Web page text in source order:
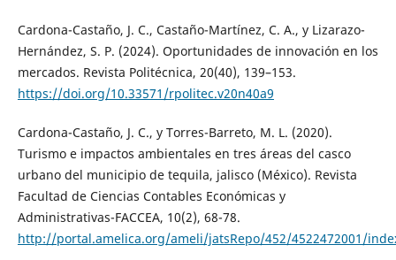
Cardona-Castaño, J. C., Castaño-Martínez, C. A., y Lizarazo-
Hernández, S. P. (2024). Oportunidades de innovación en los
mercados. Revista Politécnica, 20(40), 139–153.
https://doi.org/10.33571/rpolitec.v20n40a9
Cardona-Castaño, J. C., y Torres-Barreto, M. L. (2020).
Turismo e impactos ambientales en tres áreas del casco
urbano del municipio de tequila, jalisco (México). Revista
Facultad de Ciencias Contables Económicas y
Administrativas-FACCEA, 10(2), 68-78.
http://portal.amelica.org/ameli/jatsRepo/452/4522472001/